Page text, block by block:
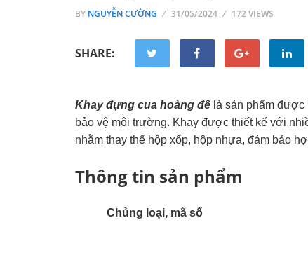
BY NGUYỄN CƯỜNG 31/05/2024 172 VIEWS
SHARE:
Khay đựng cua hoàng đế là sản phẩm
bảo vệ môi trường. Khay được thiết kế với
nhằm thay thế hộp xốp, hộp nhựa, đảm bảo
Thông tin sản phẩm
Chủng loại, mã số